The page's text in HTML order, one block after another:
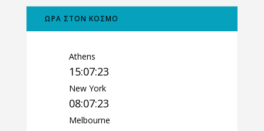
ΩΡΑ ΣΤΟΝ ΚΟΣΜΟ
Athens
15:07:24
New York
08:07:24
Melbourne